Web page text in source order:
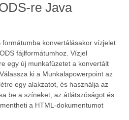
re Java
formátumba konvertálásakor vízjelet
fájlformátumhoz. Vízjel
egy új munkafüzetet a konvertált
ki a Munkalapowerpoint az
egy alakzatot, és használja az
be a színeket, az átlátszóságot és
a HTML-dokumentumot